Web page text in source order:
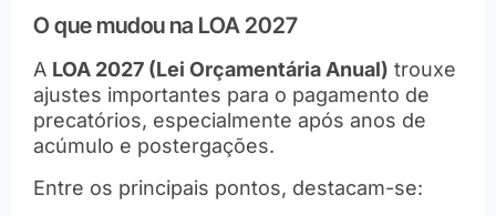
O que mudou na LOA 2027
A LOA 2027 (Lei Orçamentária Anual) trouxe
ajustes importantes para o pagamento de
precatórios, especialmente após anos de
acúmulo e postergações.
Entre os principais pontos, destacam-se: